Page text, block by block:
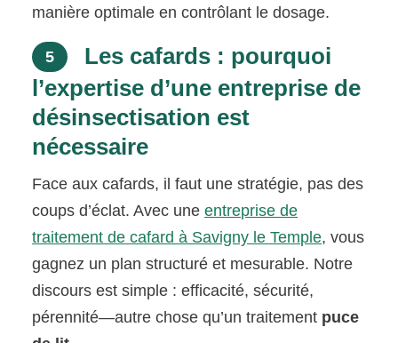
manière optimale en contrôlant le dosage.
5
Les cafards : pourquoi
l’expertise d’une entreprise de
désinsectisation est
nécessaire
Face aux cafards, il faut une stratégie, pas des
coups d’éclat. Avec uneentreprise de
traitement de cafard à Savigny le Temple, vous
gagnez un plan structuré et mesurable. Notre
discours est simple : efficacité, sécurité,
pérennité—autre chose qu’un traitement puce